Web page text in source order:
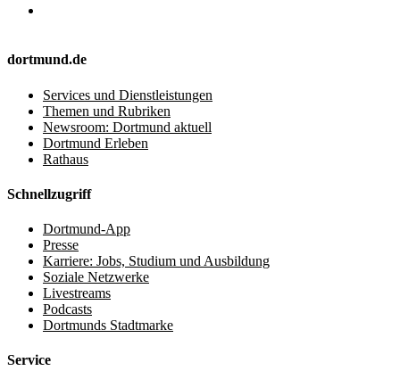
dortmund.de
Services und Dienstleistungen
Themen und Rubriken
Newsroom: Dortmund aktuell
Dortmund Erleben
Rathaus
Schnellzugriff
Dortmund-App
Presse
Karriere: Jobs, Studium und Ausbildung
Soziale Netzwerke
Livestreams
Podcasts
Dortmunds Stadtmarke
Service